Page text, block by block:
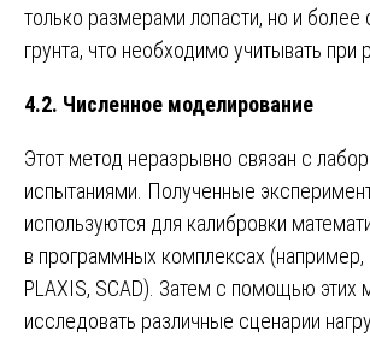
только размерами лопасти, но и более
грунта, что необходимо учитывать при
4.2. Численное моделирование
Этот метод неразрывно связан с
испытаниями. Полученные
используются для калибровки
в программных комплексах
PLAXIS, SCAD). Затем с помощью
исследовать различные сценарии